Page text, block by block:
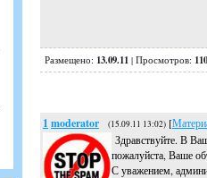
Размещено: 13.09.11 | Просмотров:
1 moderator (15.09.11 13:02) [
Здравствуйте. В
пожалуйста, Ваше
С уважением,